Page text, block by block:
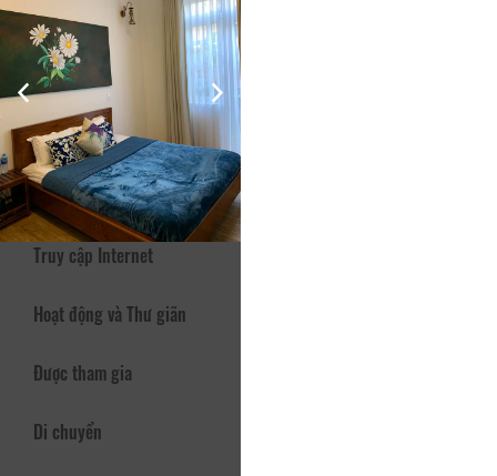
Đến với De Daisy bạn tha hồ BBQ sân vườn, ngồi nhâm nhi
tâm sự sáng đêm, trẻ con chạy chơi nô đùa thoả thích trong
bầu không khí trong lành, thưởng thức những bữa ăn ấm
cúng hương vị ba miền do đầu bếp De Daisy đảm nhiệm, trãi
nghiệm cảm giác thú vị khi ngồi bên lò sưởi củi tuyệt vời của
De Daisy...
Dịch vụ - Tiện ích
Truy cập Internet
Hoạt động và Thư giãn
Được tham gia
Di chuyển